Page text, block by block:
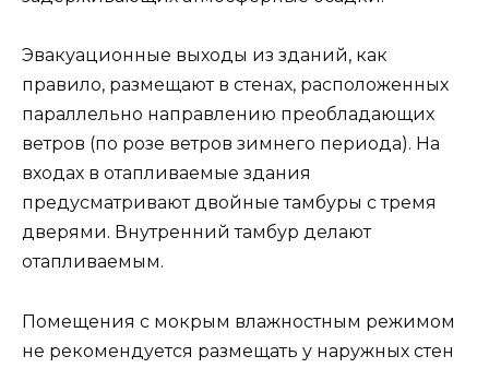
Эвакуационные выходы из зданий, как
правило, размещают в стенах, расположенных
параллельно направлению преобладающих
ветров (по розе ветров зимнего периода). На
входах в отапливаемые здания
предусматривают двойные тамбуры с тремя
дверями. Внутренний тамбур делают
отапливаемым.
Помещения с мокрым влажностным режимом
не рекомендуется размещать у наружных стен